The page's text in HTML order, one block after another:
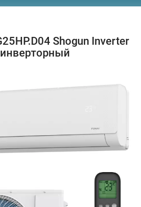
Shogun Inverter